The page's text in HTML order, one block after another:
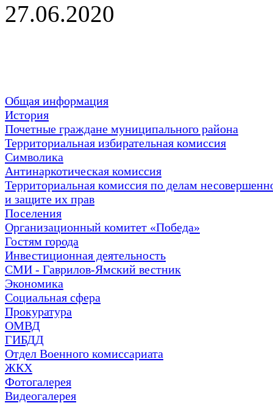
27.06.2020
Общая информация
История
Почетные граждане муниципального района
Территориальная избирательная комиссия
Символика
Антинаркотическая комиссия
Территориальная комиссия по делам
и защите их прав
Поселения
Организационный комитет «Победа»
Гостям города
Инвестиционная деятельность
СМИ - Гаврилов-Ямский вестник
Экономика
Социальная сфера
Прокуратура
ОМВД
ГИБДД
Отдел Военного комиссариата
ЖКХ
Фотогалерея
Видеогалерея